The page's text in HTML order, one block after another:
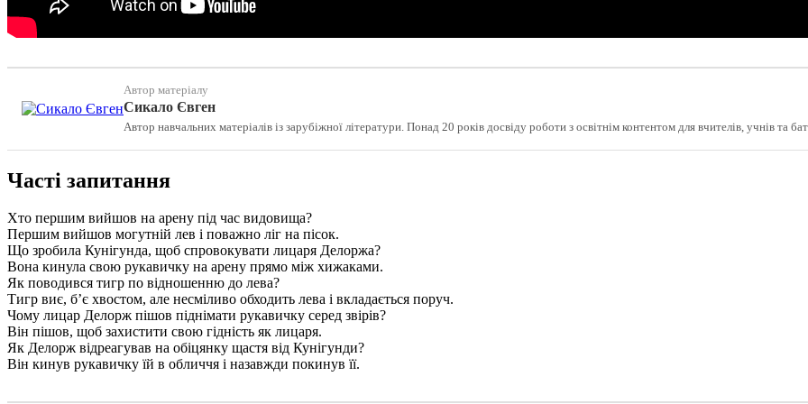
Автор матеріалу
Сикало Євген
Автор навчальних матеріалів із зарубіжної літератури. Понад 20 років досвіду роботи з освітнім контентом для вчителів, учнів та
Часті запитання
Хто першим вийшов на арену під час видовища?
Першим вийшов могутній лев і поважно ліг на пісок.
Що зробила Кунігунда, щоб спровокувати лицаря Делоржа?
Вона кинула свою рукавичку на арену прямо між хижаками.
Як поводився тигр по відношенню до лева?
Тигр виє, б’є хвостом, але несміливо обходить лева і вкладається поруч.
Чому лицар Делорж пішов піднімати рукавичку серед звірів?
Він пішов, щоб захистити свою гідність як лицаря.
Як Делорж відреагував на обіцянку щастя від Кунігунди?
Він кинув рукавичку їй в обличчя і назавжди покинув її.